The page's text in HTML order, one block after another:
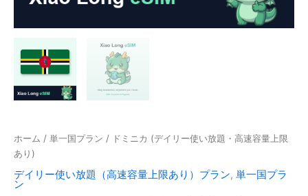
ホーム / 単一国プラン / ドミニカ (デイリー使い放題・高速容量上限
あり)
デイリー使い放題（高速容量上限あり）プラン, 単一国プラ
ン